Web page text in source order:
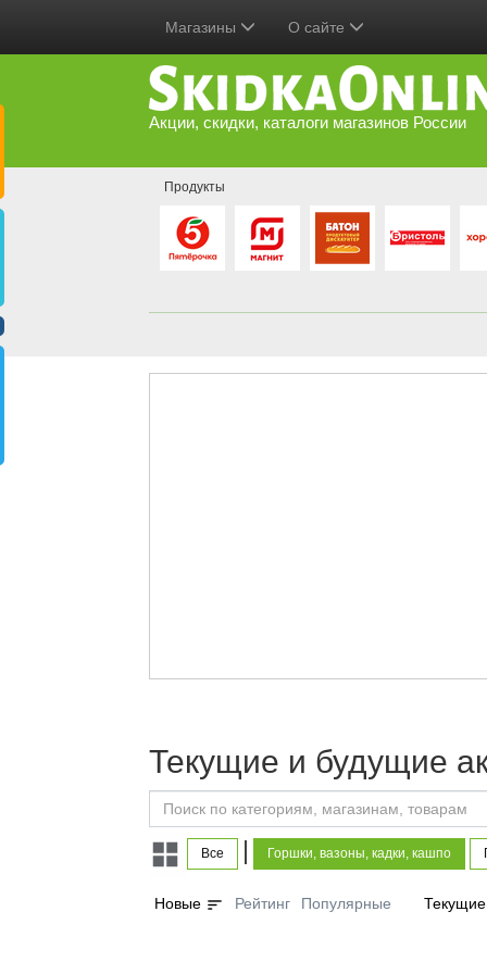
Магазины О сайте
Акции, скидки, каталоги магазинов России
Продукты
Текущие и будущие
Все | Горшки, вазоны, кадки, кашпо
Новые sort Рейтинг Популярные Текущие